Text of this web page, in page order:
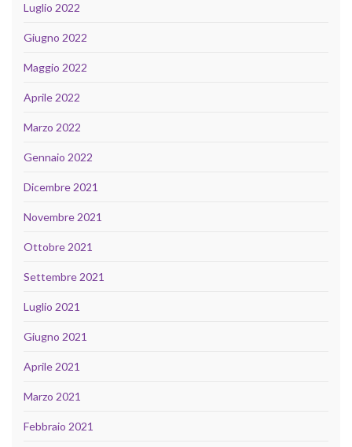
Luglio 2022
Giugno 2022
Maggio 2022
Aprile 2022
Marzo 2022
Gennaio 2022
Dicembre 2021
Novembre 2021
Ottobre 2021
Settembre 2021
Luglio 2021
Giugno 2021
Aprile 2021
Marzo 2021
Febbraio 2021